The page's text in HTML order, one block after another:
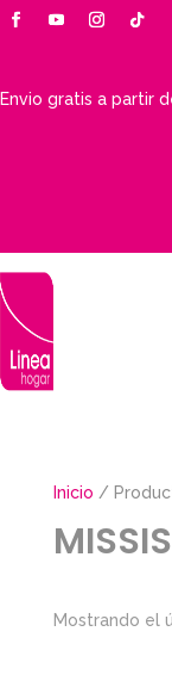
Envio gratis a partir
Inicio /
Mostrando el